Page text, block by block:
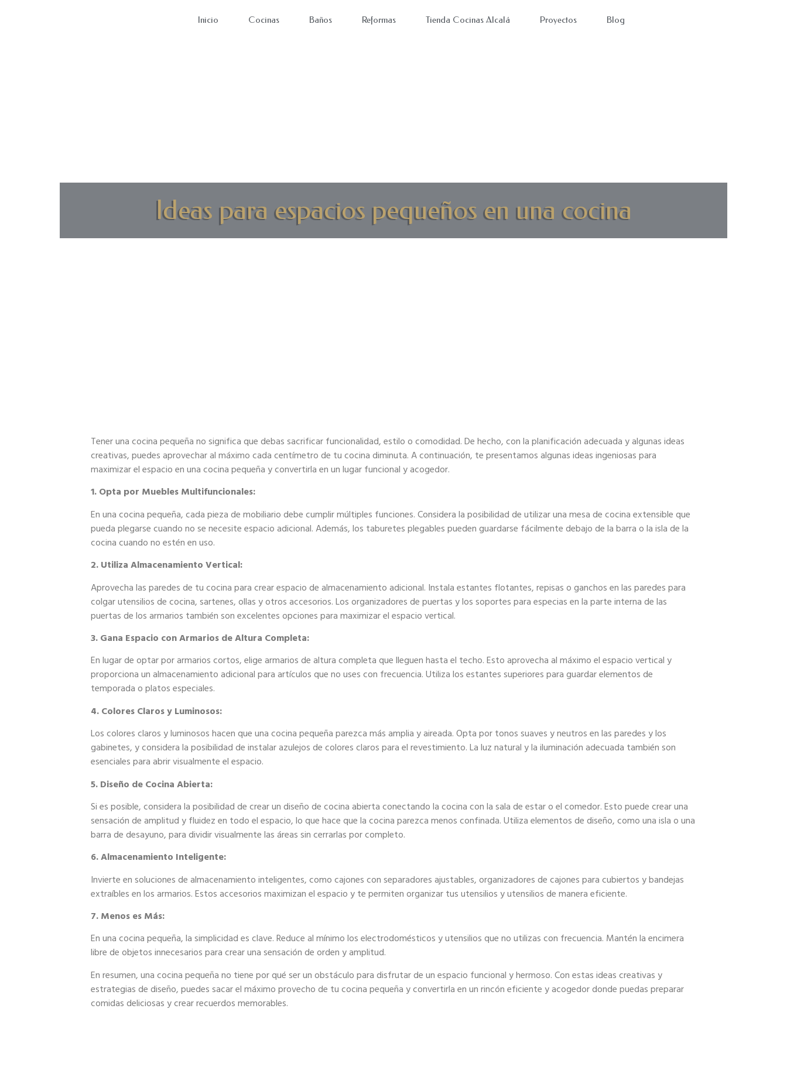
Inicio Cocinas Baños Reformas Tienda Cocinas Alcalá Proyectos Blog
Ideas para espacios pequeños en una cocina
Tener una cocina pequeña no significa que debas sacrificar funcionalidad, estilo o comodidad. De hecho, con la planificación adecuada y algunas ideas
creativas, puedes aprovechar al máximo cada centímetro de tu cocina diminuta. A continuación, te presentamos algunas ideas ingeniosas para
maximizar el espacio en una cocina pequeña y convertirla en un lugar funcional y acogedor.
1. Opta por Muebles Multifuncionales:
En una cocina pequeña, cada pieza de mobiliario debe cumplir múltiples funciones. Considera la posibilidad de utilizar una mesa de cocina extensible que
pueda plegarse cuando no se necesite espacio adicional. Además, los taburetes plegables pueden guardarse fácilmente debajo de la barra o la isla de la
cocina cuando no estén en uso.
2. Utiliza Almacenamiento Vertical:
Aprovecha las paredes de tu cocina para crear espacio de almacenamiento adicional. Instala estantes flotantes, repisas o ganchos en las paredes para
colgar utensilios de cocina, sartenes, ollas y otros accesorios. Los organizadores de puertas y los soportes para especias en la parte interna de las
puertas de los armarios también son excelentes opciones para maximizar el espacio vertical.
3. Gana Espacio con Armarios de Altura Completa:
En lugar de optar por armarios cortos, elige armarios de altura completa que lleguen hasta el techo. Esto aprovecha al máximo el espacio vertical y
proporciona un almacenamiento adicional para artículos que no uses con frecuencia. Utiliza los estantes superiores para guardar elementos de
temporada o platos especiales.
4. Colores Claros y Luminosos:
Los colores claros y luminosos hacen que una cocina pequeña parezca más amplia y aireada. Opta por tonos suaves y neutros en las paredes y los
gabinetes, y considera la posibilidad de instalar azulejos de colores claros para el revestimiento. La luz natural y la iluminación adecuada también son
esenciales para abrir visualmente el espacio.
5. Diseño de Cocina Abierta:
Si es posible, considera la posibilidad de crear un diseño de cocina abierta conectando la cocina con la sala de estar o el comedor. Esto puede crear una
sensación de amplitud y fluidez en todo el espacio, lo que hace que la cocina parezca menos confinada. Utiliza elementos de diseño, como una isla o una
barra de desayuno, para dividir visualmente las áreas sin cerrarlas por completo.
6. Almacenamiento Inteligente:
Invierte en soluciones de almacenamiento inteligentes, como cajones con separadores ajustables, organizadores de cajones para cubiertos y bandejas
extraíbles en los armarios. Estos accesorios maximizan el espacio y te permiten organizar tus utensilios y utensilios de manera eficiente.
7. Menos es Más:
En una cocina pequeña, la simplicidad es clave. Reduce al mínimo los electrodomésticos y utensilios que no utilizas con frecuencia. Mantén la encimera
libre de objetos innecesarios para crear una sensación de orden y amplitud.
En resumen, una cocina pequeña no tiene por qué ser un obstáculo para disfrutar de un espacio funcional y hermoso. Con estas ideas creativas y
estrategias de diseño, puedes sacar el máximo provecho de tu cocina pequeña y convertirla en un rincón eficiente y acogedor donde puedas preparar
comidas deliciosas y crear recuerdos memorables.